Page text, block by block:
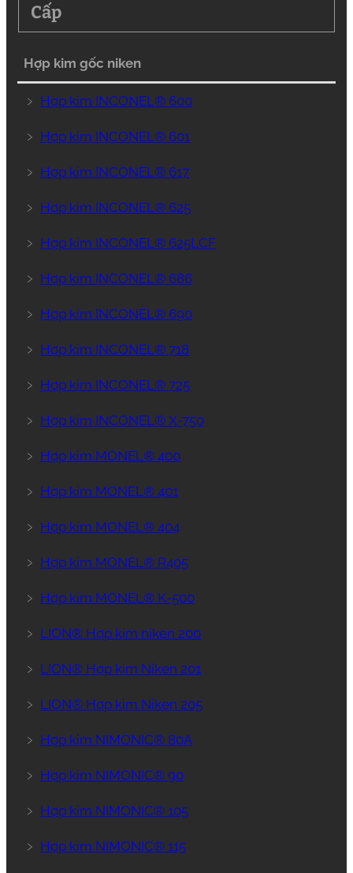
Cấp
Hợp kim gốc niken
﹥ Hợp kim INCONEL® 600
﹥ Hợp kim INCONEL® 601
﹥ Hợp kim INCONEL® 617
﹥ Hợp kim INCONEL® 625
﹥ Hợp kim INCONEL® 625LCF
﹥ Hợp kim INCONEL® 686
﹥ Hợp kim INCONEL® 690
﹥ Hợp kim INCONEL® 718
﹥ Hợp kim INCONEL® 725
﹥ Hợp kim INCONEL® X-750
﹥ Hợp kim MONEL® 400
﹥ Hợp kim MONEL® 401
﹥ Hợp kim MONEL® 404
﹥ Hợp kim MONEL® R405
﹥ Hợp kim MONEL® K-500
﹥ LION® Hợp kim niken 200
﹥ LION® Hợp kim Niken 201
﹥ LION® Hợp kim Niken 205
﹥ Hợp kim NIMONIC® 80A
﹥ Hợp kim NIMONIC® 90
﹥ Hợp kim NIMONIC® 105
﹥ Hợp kim NIMONIC® 115